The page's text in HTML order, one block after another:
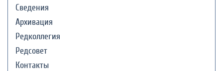
Сведения
Архивация
Редколлегия
Редсовет
Контакты